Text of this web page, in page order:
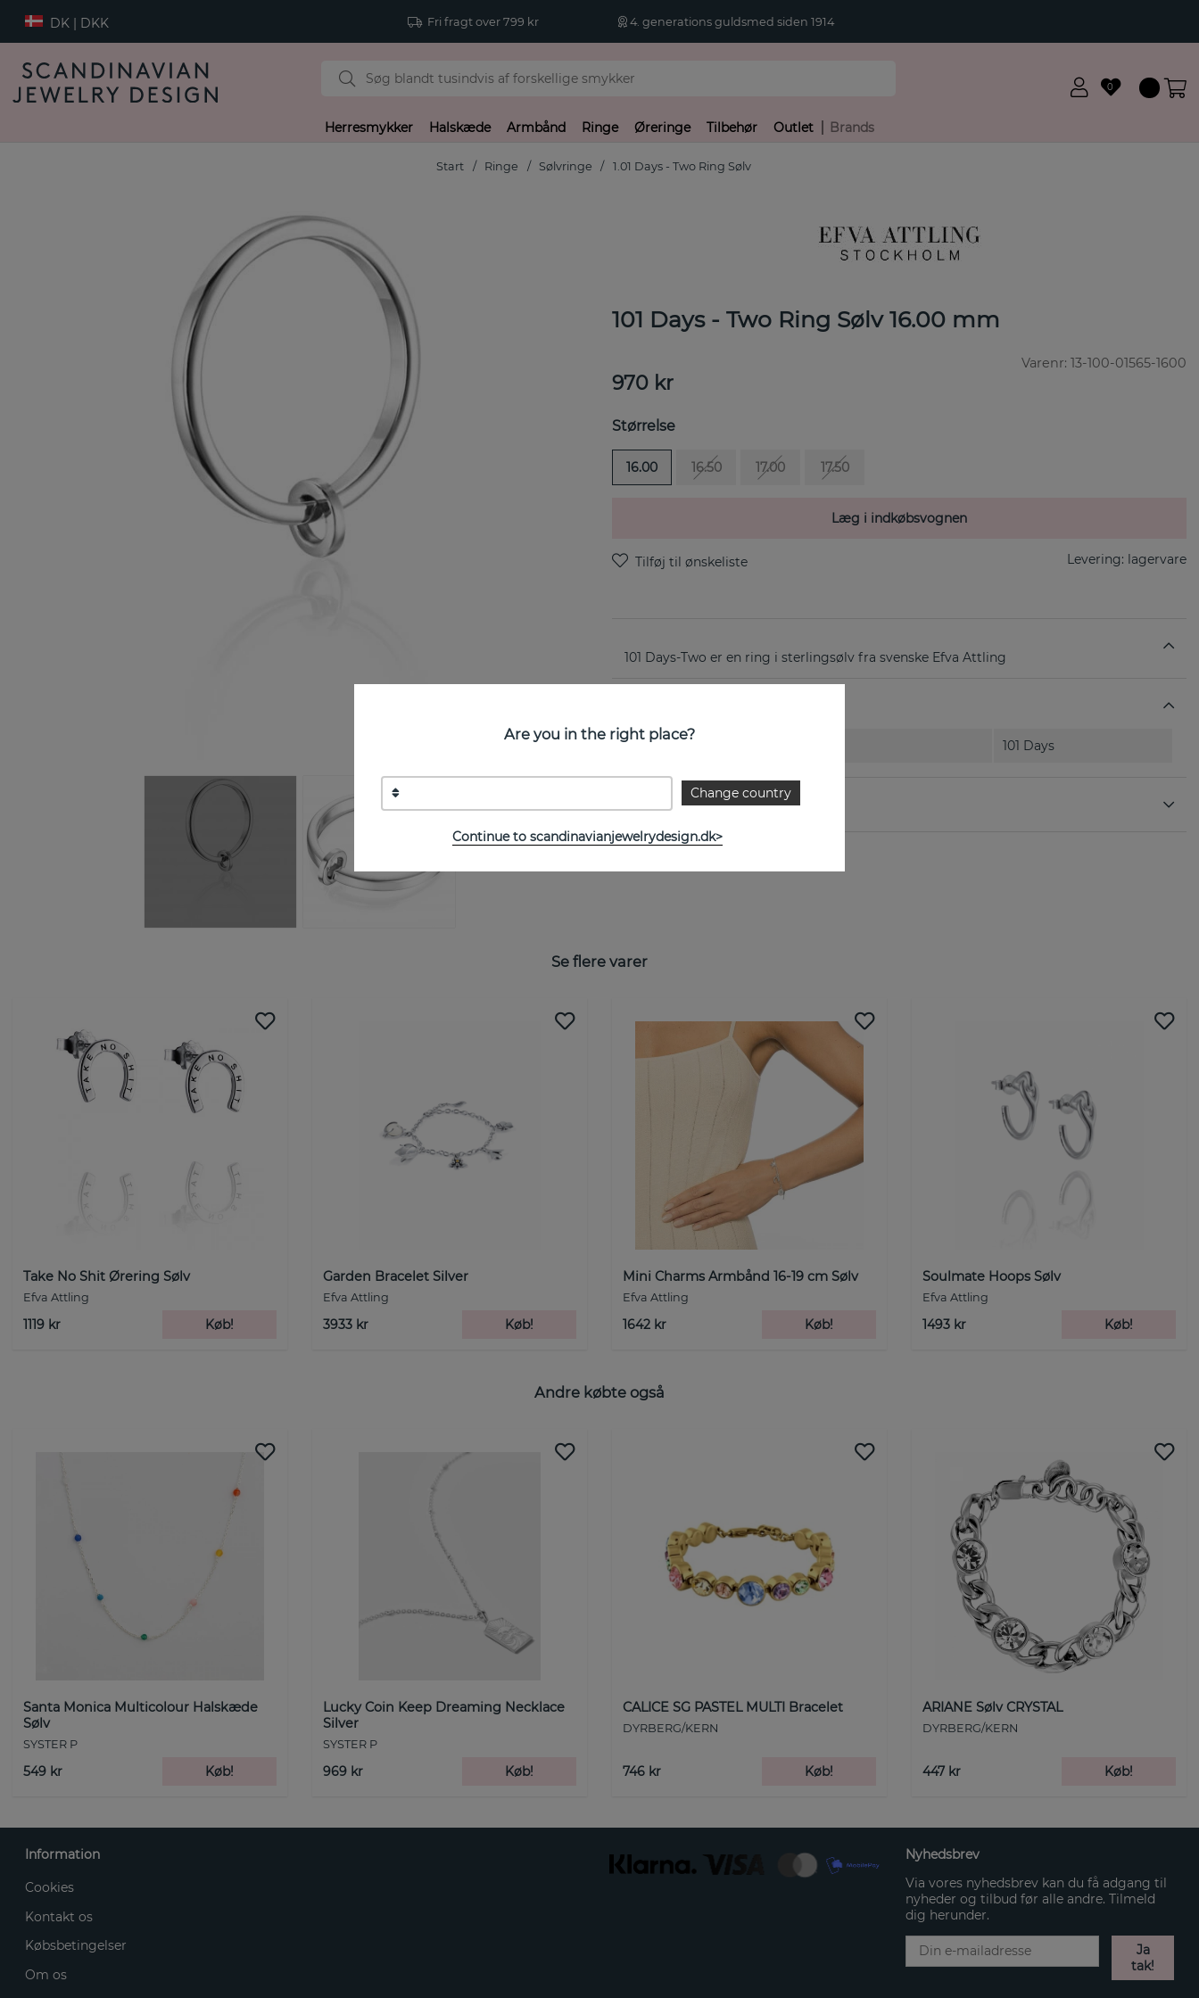
DK | DKK Fri fragt over 799 kr 4. generations guldsmed siden 1914
0
Herresmykker Halskæde Armbånd Ringe Øreringe Tilbehør Outlet Brands
Start Ringe Sølvringe 1.01 Days - Two Ring Sølv
101 Days - Two Ring Sølv 16.00 mm
Varenr: 13-100-01565-1600
970 kr
Størrelse
16.00 16.50 17.00 17.50
Læg i indkøbsvognen
Levering: lagervare
101 Days-Two er en ring i sterlingsølv fra svenske Efva Attling
Kollektion: 101 Days
STØRRELSESGUIDE
Se flere varer
Take No Shit Ørering Sølv
Efva Attling
1119 kr Køb!
Garden Bracelet Silver
Efva Attling
3933 kr Køb!
Mini Charms Armbånd 16-19 cm Sølv
Efva Attling
1642 kr Køb!
Soulmate Hoops Sølv
Efva Attling
1493 kr Køb!
Andre købte også
Santa Monica Multicolour Halskæde
Sølv
SYSTER P
549 kr Køb!
Lucky Coin Keep Dreaming Necklace
Silver
SYSTER P
969 kr Køb!
CALICE SG PASTEL MULTI Bracelet
DYRBERG/KERN
746 kr Køb!
ARIANE Sølv CRYSTAL
DYRBERG/KERN
447 kr Køb!
Are you in the right place?
Change country
Continue to scandinavianjewelrydesign.dk>
Information
Cookies
Kontakt os
Købsbetingelser
Om os
Nyhedsbrev
Via vores nyhedsbrev kan du få adgang til
nyheder og tilbud før alle andre. Tilmeld
dig herunder.
Ja
tak!